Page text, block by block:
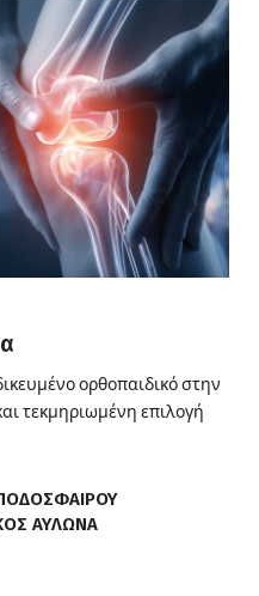
ορθοπαιδικό στην
τεκμηριωμένη επιλογή
ΑΥΛΩΝΑ